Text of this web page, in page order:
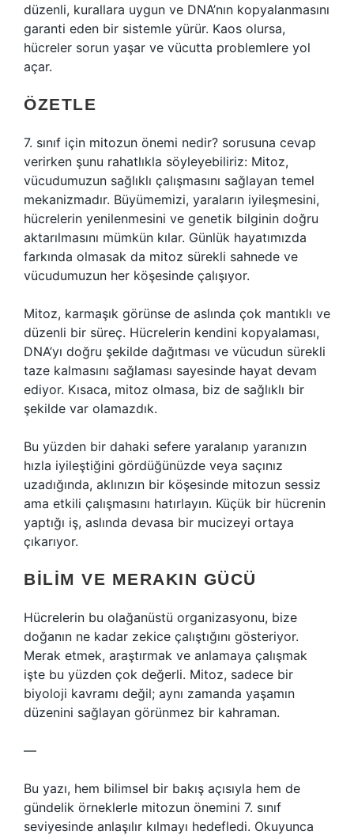
düzenli, kurallara uygun ve DNA’nın kopyalanmasını
garanti eden bir sistemle yürür. Kaos olursa,
hücreler sorun yaşar ve vücutta problemlere yol
açar.
ÖZETLE
7. sınıf için mitozun önemi nedir? sorusuna cevap
verirken şunu rahatlıkla söyleyebiliriz: Mitoz,
vücudumuzun sağlıklı çalışmasını sağlayan temel
mekanizmadır. Büyümemizi, yaraların iyileşmesini,
hücrelerin yenilenmesini ve genetik bilginin doğru
aktarılmasını mümkün kılar. Günlük hayatımızda
farkında olmasak da mitoz sürekli sahnede ve
vücudumuzun her köşesinde çalışıyor.
Mitoz, karmaşık görünse de aslında çok mantıklı ve
düzenli bir süreç. Hücrelerin kendini kopyalaması,
DNA’yı doğru şekilde dağıtması ve vücudun sürekli
taze kalmasını sağlaması sayesinde hayat devam
ediyor. Kısaca, mitoz olmasa, biz de sağlıklı bir
şekilde var olamazdık.
Bu yüzden bir dahaki sefere yaralanıp yaranızın
hızla iyileştiğini gördüğünüzde veya saçınız
uzadığında, aklınızın bir köşesinde mitozun sessiz
ama etkili çalışmasını hatırlayın. Küçük bir hücrenin
yaptığı iş, aslında devasa bir mucizeyi ortaya
çıkarıyor.
BILIM VE MERAKIN GÜCÜ
Hücrelerin bu olağanüstü organizasyonu, bize
doğanın ne kadar zekice çalıştığını gösteriyor.
Merak etmek, araştırmak ve anlamaya çalışmak
işte bu yüzden çok değerli. Mitoz, sadece bir
biyoloji kavramı değil; aynı zamanda yaşamın
düzenini sağlayan görünmez bir kahraman.
—
Bu yazı, hem bilimsel bir bakış açısıyla hem de
gündelik örneklerle mitozun önemini 7. sınıf
seviyesinde anlaşılır kılmayı hedefledi. Okuyunca